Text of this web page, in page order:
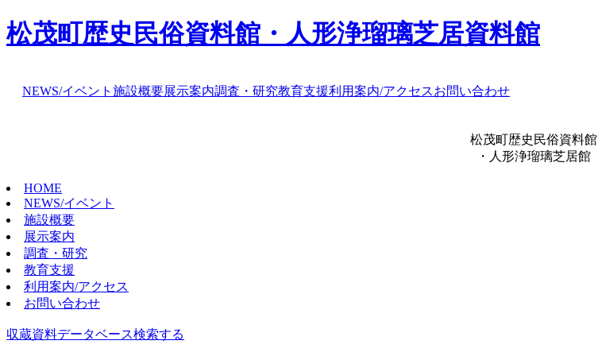
松茂町歴史民俗資料館・人形浄瑠璃芝居資料館
NEWS/イベント 施設概要展示案内調査・研究教育支援利用案内/アクセスお問い合わせ
松茂町歴史民俗資料館
・人形浄瑠璃芝居館
HOME
NEWS/イベント
施設概要
展示案内
調査・研究
教育支援
利用案内/アクセス
お問い合わせ
収蔵資料データベース検索する